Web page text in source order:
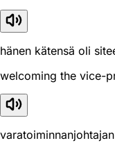
hänen kätensä oli
welcoming the vice-